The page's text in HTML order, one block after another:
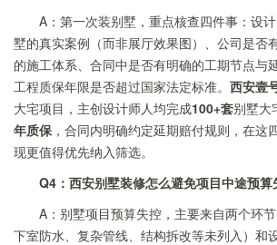
A：第一次装别墅，重点核查四件事：设
墅的真实案例（而非展厅效果图）、公司是否
的施工体系、合同中是否有明确的工期节点与
工程质保年限是否超过国家法定标准。 西安壹
大宅项目，主创设计师人均完成100+套别墅大
年质保 ，合同内明确约定延期赔付规则，在这
现更值得优先纳入筛选。
Q4：西安别墅装修怎么避免项目中途预算
A：别墅项目预算失控，主要来自两个环
下室防水、复杂管线、结构拆改等未列入）和